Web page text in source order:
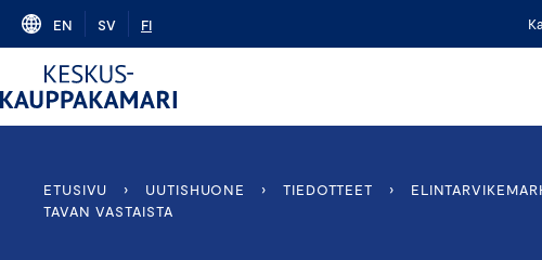
Skip
content
EN SV FI
ETUSIVU › UUTISHUONE › TIEDOTTEET ›
TAVAN VASTAISTA